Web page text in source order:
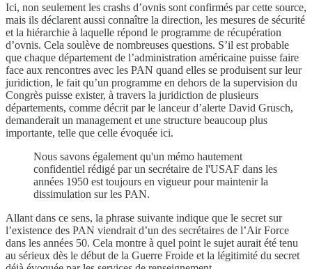
Ici, non seulement les crashs d’ovnis sont confirmés par cette source,
mais ils déclarent aussi connaître la direction, les mesures de sécurité
et la hiérarchie à laquelle répond le programme de récupération
d’ovnis. Cela soulève de nombreuses questions. S’il est probable
que chaque département de l’administration américaine puisse faire
face aux rencontres avec les PAN quand elles se produisent sur leur
juridiction, le fait qu’un programme en dehors de la supervision du
Congrès puisse exister, à travers la juridiction de plusieurs
départements, comme décrit par le lanceur d’alerte David Grusch,
demanderait un management et une structure beaucoup plus
importante, telle que celle évoquée ici.
Nous savons également qu'un mémo hautement
confidentiel rédigé par un secrétaire de l'USAF dans les
années 1950 est toujours en vigueur pour maintenir la
dissimulation sur les PAN.
Allant dans ce sens, la phrase suivante indique que le secret sur
l’existence des PAN viendrait d’un des secrétaires de l’Air Force
dans les années 50. Cela montre à quel point le sujet aurait été tenu
au sérieux dès le début de la Guerre Froide et la légitimité du secret